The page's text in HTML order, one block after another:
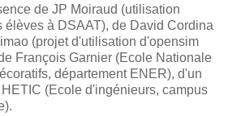
de JP Moiraud (utilisation
élèves à DSAAT), de David Cordina
(projet d'utilisation d'opensim
François Garnier (Ecole Nationale
département ENER), d'un
(Ecole d'ingénieurs, campus